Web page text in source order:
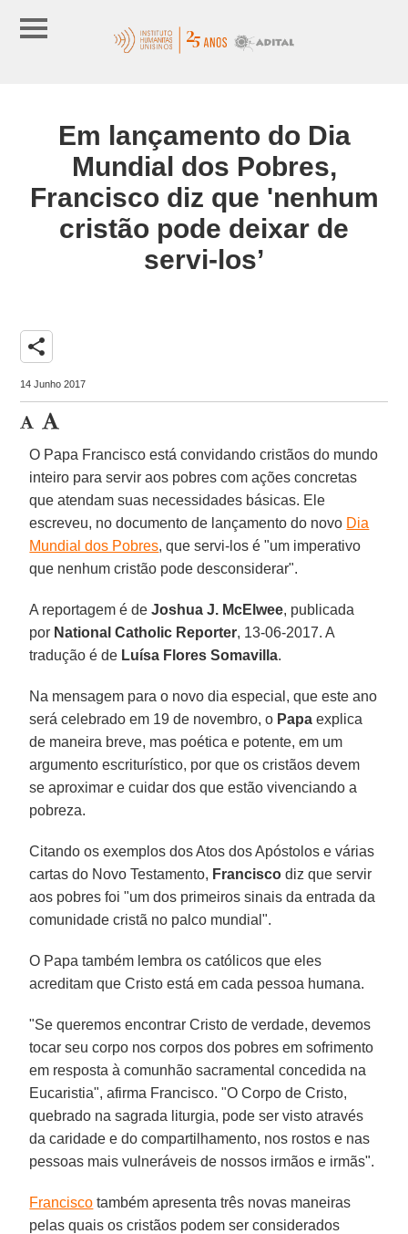
Em lançamento do Dia
Mundial dos Pobres,
Francisco diz que 'nenhum
cristão pode deixar de
servi-los’
share
14 Junho 2017
O Papa Francisco está convidando cristãos do mundo
inteiro para servir aos pobres com ações concretas
que atendam suas necessidades básicas. Ele
escreveu, no documento de lançamento do novo Dia
Mundial dos Pobres, que servi-los é "um imperativo
que nenhum cristão pode desconsiderar".
A reportagem é de Joshua J. McElwee, publicada
por National Catholic Reporter, 13-06-2017. A
tradução é de Luísa Flores Somavilla.
Na mensagem para o novo dia especial, que este ano
será celebrado em 19 de novembro, o Papa explica
de maneira breve, mas poética e potente, em um
argumento escriturístico, por que os cristãos devem
se aproximar e cuidar dos que estão vivenciando a
pobreza.
Citando os exemplos dos Atos dos Apóstolos e várias
cartas do Novo Testamento, Francisco diz que servir
aos pobres foi "um dos primeiros sinais da entrada da
comunidade cristã no palco mundial".
O Papa também lembra os católicos que eles
acreditam que Cristo está em cada pessoa humana.
"Se queremos encontrar Cristo de verdade, devemos
tocar seu corpo nos corpos dos pobres em sofrimento
em resposta à comunhão sacramental concedida na
Eucaristia", afirma Francisco. "O Corpo de Cristo,
quebrado na sagrada liturgia, pode ser visto através
da caridade e do compartilhamento, nos rostos e nas
pessoas mais vulneráveis de nossos irmãos e irmãs".
Francisco também apresenta três novas maneiras
pelas quais os cristãos podem ser considerados